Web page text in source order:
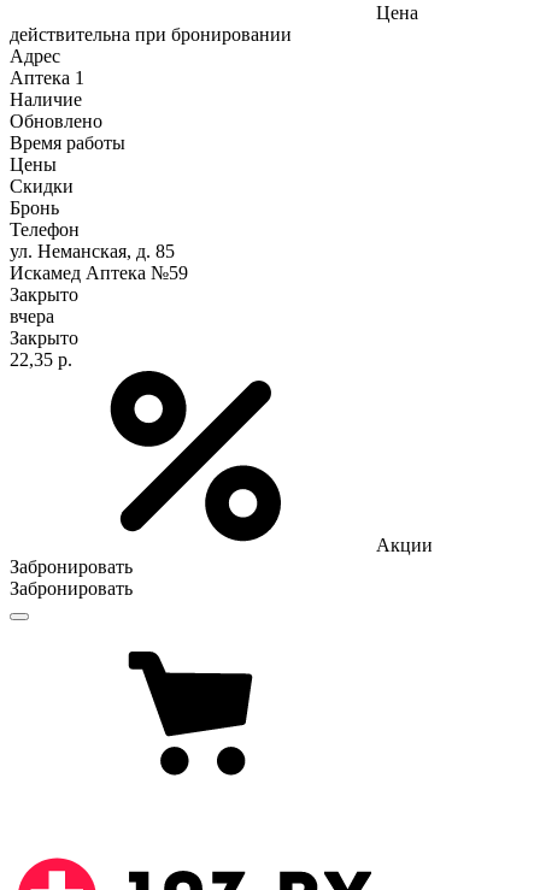
Цена
действительна при бронировании
Адрес
Аптека 1
Наличие
Обновлено
Время работы
Цены
Скидки
Бронь
Телефон
ул. Неманская, д. 85
Искамед Аптека №59
Закрыто
вчера
Закрыто
22,35 р.
Акции
Забронировать
Забронировать